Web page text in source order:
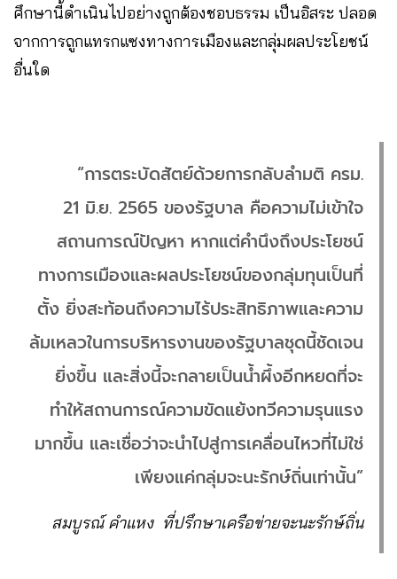
ศึกษานี้ดำเนินไปอย่างถูกต้องชอบธรรม เป็นอิสระ ปลอด
จากการถูกแทรกแซงทางการเมืองและกลุ่มผลประโยชน์
อื่นใด
“การตระบัดสัตย์ด้วยการกลับลำมติ ครม.
21 มิ.ย. 2565 ของรัฐบาล คือความไม่เข้าใจ
สถานการณ์ปัญหา หากแต่คำนึงถึงประโยชน์
ทางการเมืองและผลประโยชน์ของกลุ่มทุนเป็นที่
ตั้ง ยิ่งสะท้อนถึงความไร้ประสิทธิภาพและความ
ล้มเหลวในการบริหารงานของรัฐบาลชุดนี้ชัดเจน
ยิ่งขึ้น และสิ่งนี้จะกลายเป็นน้ำผึ้งอีกหยดที่จะ
ทำให้สถานการณ์ความขัดแย้งทวีความรุนแรง
มากขึ้น และเชื่อว่าจะนำไปสู่การเคลื่อนไหวที่ไม่ใช่
เพียงแค่กลุ่มจะนะรักษ์ถิ่นเท่านั้น”
สมบูรณ์ คำแหง ที่ปรึกษาเครือข่ายจะนะรักษ์ถิ่น